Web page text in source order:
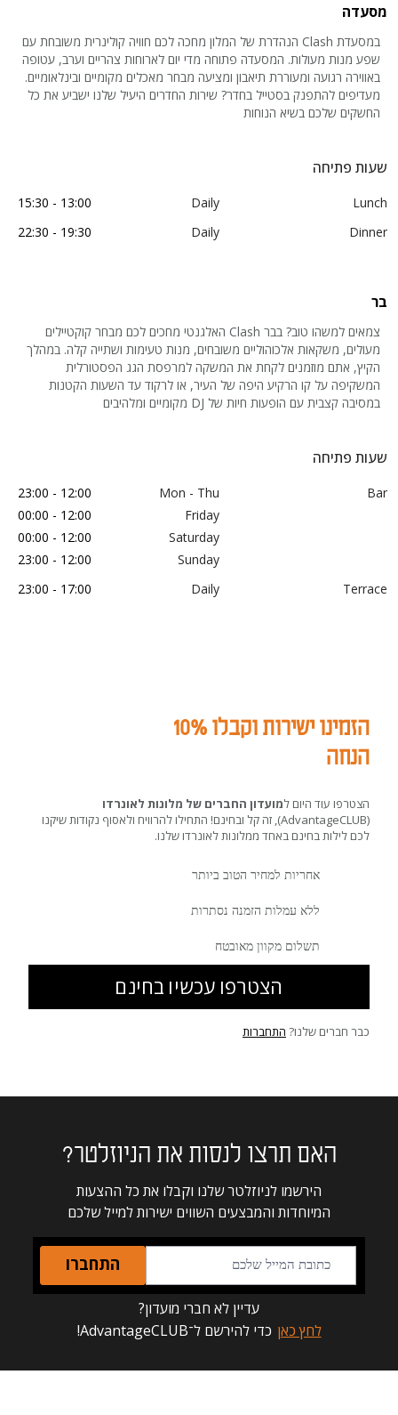
מסעדה
במסעדת Clash הנהדרת של המלון מחכה לכם חוויה קולינרית משובחת עם
שפע מנות מעולות. המסעדה פתוחה מדי יום לארוחות צהריים וערב, עטופה
באווירה רגועה ומעוררת תיאבון ומציעה מבחר מאכלים מקומיים ובינלאומיים.
מעדיפים להתפנק בסטייל בחדר? שירות החדרים היעיל שלנו ישביע את כל
החשקים שלכם בשיא הנוחות
שעות פתיחה
Lunch
Daily
13:00 - 15:30
Dinner
Daily
19:30 - 22:30
בר
צמאים למשהו טוב? בבר Clash האלגנטי מחכים לכם מבחר קוקטיילים
מעולים, משקאות אלכוהוליים משובחים, מנות טעימות ושתייה קלה. במהלך
הקיץ, אתם מוזמנים לקחת את המשקה למרפסת הגג הפסטורלית
המשקיפה על קו הרקיע היפה של העיר, או לרקוד עד השעות הקטנות
במסיבה קצבית עם הופעות חיות של DJ מקומיים ומלהיבים
שעות פתיחה
Bar
Mon - Thu
12:00 - 23:00
Friday
12:00 - 00:00
Saturday
12:00 - 00:00
Sunday
12:00 - 23:00
Terrace
Daily
17:00 - 23:00
הזמינו ישירות וקבלו 10%
הנחה
הצטרפו עוד היום למועדון החברים של מלונות לאונרדו
(AdvantageCLUB), זה קל ובחינם! התחילו להרוויח ולאסוף נקודות שיקנו
לכם לילות בחינם באחד ממלונות לאונרדו שלנו.
אחריות למחיר הטוב ביותר
ללא עמלות הזמנה נסתרות
תשלום מקוון מאובטח
הצטרפו עכשיו בחינם
כבר חברים שלנו? התחברות
האם תרצו לנסות את הניוזלטר?
הירשמו לניוזלטר שלנו וקבלו את כל ההצעות
המיוחדות והמבצעים השווים ישירות למייל שלכם
התחברו
עדיין לא חברי מועדון?
לחץ כאן כדי להירשם ל־AdvantageCLUB!